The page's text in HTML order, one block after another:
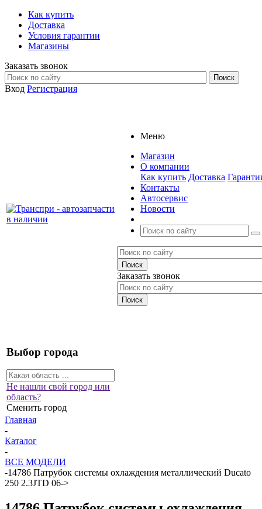
Как купить
Доставка
Условия гарантии
Магазины
Заказать звонок
Вход Регистрация
Меню
Магазин
О компании
Как купить Доставка
Контакты
Автосервис
Новости
Заказать звонок
Выбор города
Не нашли свой город или
область?
Сменить город
Главная
-
Каталог
-
ВСЕ МОДЕЛИ
-14786 Патрубок системы охлаждения металлический Ducato
250 2.3JTD 06->